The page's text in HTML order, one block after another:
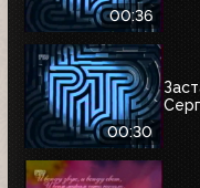
00:36
00:30